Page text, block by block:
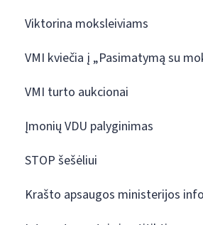
Viktorina moksleiviams
VMI kviečia į „Pasimatymą su
VMI turto aukcionai
Įmonių VDU palyginimas
STOP šešėliui
Krašto apsaugos ministerijos